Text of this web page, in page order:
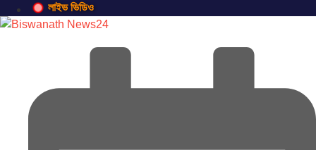
লাইভ ভিডিও